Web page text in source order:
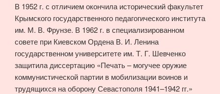
В 1952 г. с отличием окончила исторический факультет
Крымского государственного педагогического института
им. М. В. Фрунзе. В 1962 г. в специализированном
совете при Киевском Ордена В. И. Ленина
государственном университете им. Т. Г. Шевченко
защитила диссертацию «Печать – могучее оружие
коммунистической партии в мобилизации воинов и
трудящихся на оборону Севастополя 1941–1942 гг.»